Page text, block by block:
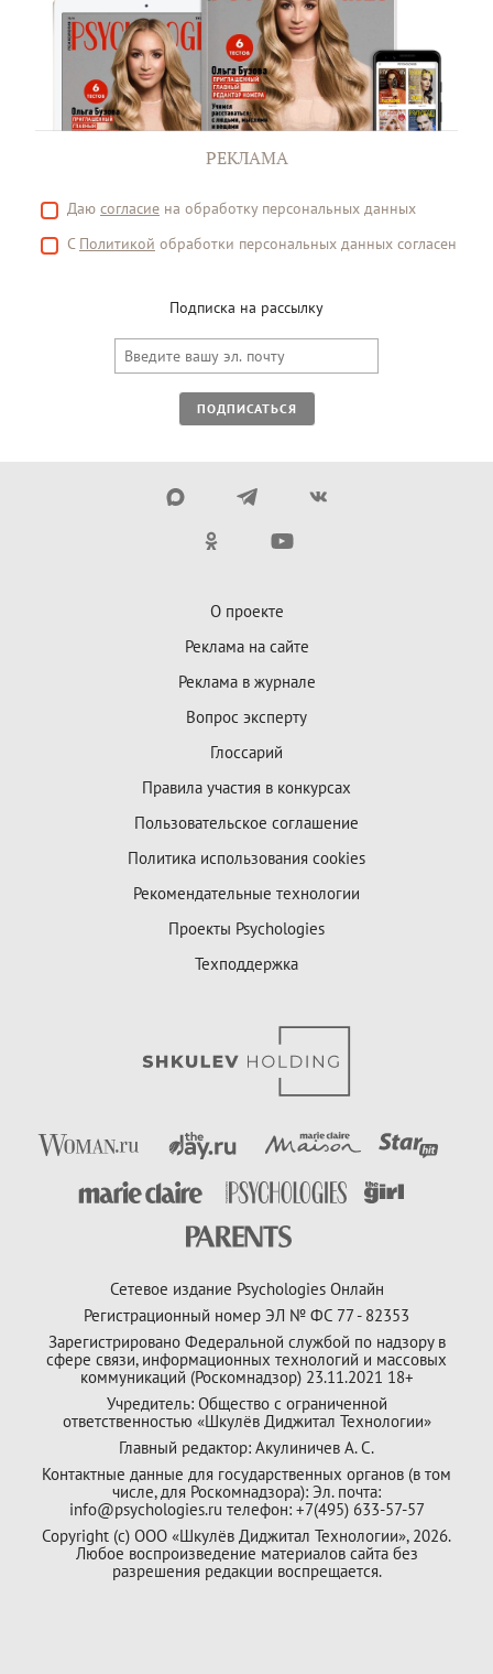
РЕКЛАМА
Даю согласие на обработку персональных данных
С Политикой обработки персональных данных согласен
Подписка на рассылку
ПОДПИСАТЬСЯ
О проекте
Реклама на сайте
Реклама в журнале
Вопрос эксперту
Глоссарий
Правила участия в конкурсах
Пользовательское соглашение
Политика использования cookies
Рекомендательные технологии
Проекты Psychologies
Техподдержка
Сетевое издание Psychologies Онлайн
Регистрационный номер ЭЛ № ФС 77 - 82353
Зарегистрировано Федеральной службой по надзору в
сфере связи, информационных технологий и массовых
коммуникаций (Роскомнадзор) 23.11.2021 18+
Учредитель: Общество с ограниченной
ответственностью «Шкулёв Диджитал Технологии»
Главный редактор: Акулиничев А. С.
Контактные данные для государственных органов (в том
числе, для Роскомнадзора): Эл. почта:
info@psychologies.ru телефон: +7(495) 633-57-57
Copyright (с) ООО «Шкулёв Диджитал Технологии», 2026.
Любое воспроизведение материалов сайта без
разрешения редакции воспрещается.